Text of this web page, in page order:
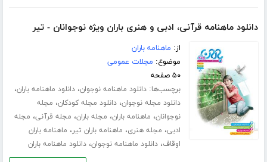
دانلود ماهنامه قرآنی، ادبی و هنری باران ویژه نوجوانان - تیر
از: ماهنامه باران
موضوع: مجلات عمومی
۵۰ صفحه
برچسب‌ها:دانلود ماهنامه نوجوان،دانلود ماهنامه باران،
دانلود مجله نوجوان،دانلود مجله کودکان، مجله
نوجوانان، ماهنامه باران، مجله باران، مجله قرآنی، مجله
ادبی، مجله هنری، ماهنامه باران تیر، ماهنامه باران
اوقاف،دانلود ماهنامه نوجوان،دانلود ماهنامه باران